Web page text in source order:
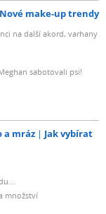
Nové make-up trendy
na další akord, varhany
sabotovali psi!
a mráz
Jak vybírat
množství